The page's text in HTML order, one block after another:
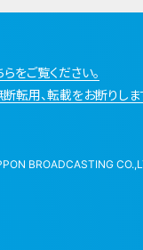
をご覧ください。
用、転載をお断りします
BROADCASTING